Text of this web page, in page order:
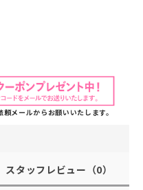
メールからお願いいたします。
スタッフレビュー （0）